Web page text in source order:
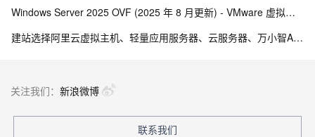
Windows Server 2025 OVF (2025 年 8 月更新) - VMware 虚拟机模板
建站选择阿里云虚拟主机、轻量应用服务器、云服务器、万小智AI建站、云·企业官网哪个更好？
关注我们： 新浪微博
联系我们